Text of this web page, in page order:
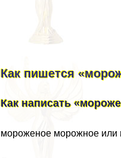
Как пишется
Как написать
мороженое морожное или